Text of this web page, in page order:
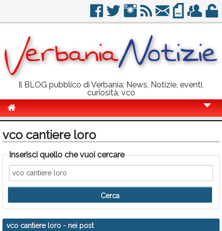
Il BLOG pubblico di Verbania: News, Notizie, eventi,
curiosità, vco
Politica
Sport
Eventi
Info Utili
Rubriche
vco cantiere loro
Inserisci quello che vuoi cercare
vco cantiere loro - nei post